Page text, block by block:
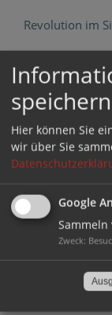
Revolution im
Neuerungen im
Beim S32/S64
durch das
entsteht ein
Eigenschaft
Menschen neu
Komfort und
auf elegante
schweben.
Räumen trägt
Leichtigkeit bei.
speichern
Hier können Sie
wir über Sie
Google
Sammeln
Zweck: